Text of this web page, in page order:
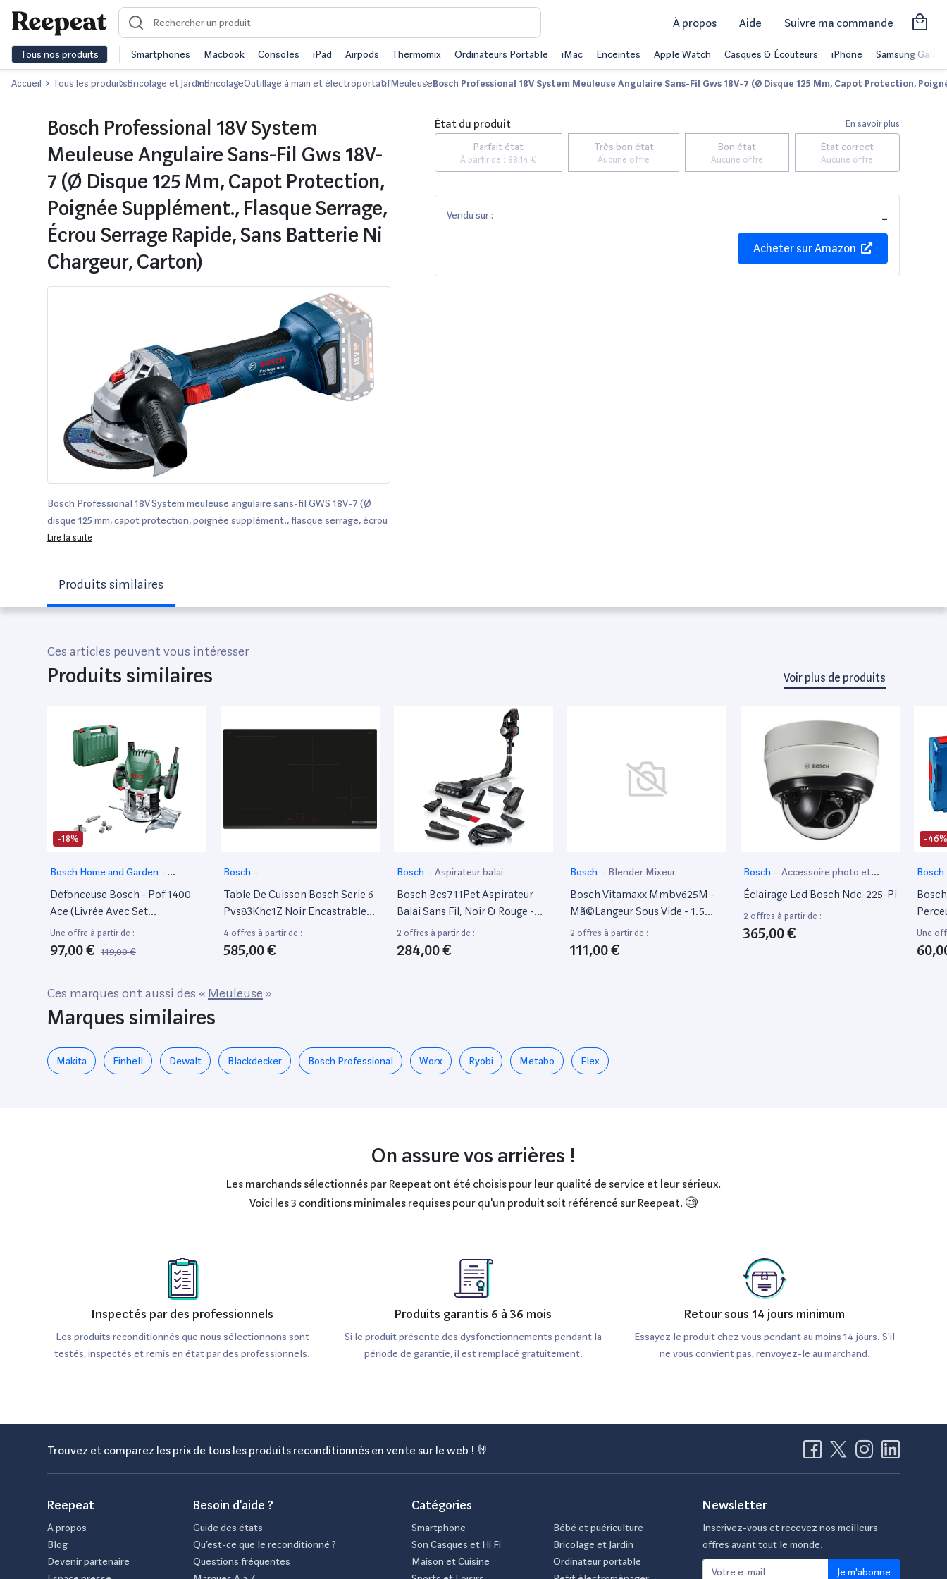
À propos Aide Suivre ma commande
Tous nos produits Smartphones Macbook Consoles iPad Airpods Thermomix Ordinateurs Portable iMac Enceintes Apple Watch Casques & Écouteurs iPhone Samsung Galaxy
Accueil Tous les produitsBricolage et JardinBricolageOutillage à main et électroportatifMeuleuseBosch Professional 18V System Meuleuse Angulaire Sans-Fil Gws 18V-7 (Ø Disque 125 Mm, Capot Protection,
Bosch Professional 18V System
Meuleuse Angulaire Sans-Fil Gws 18V-
7 (Ø Disque 125 Mm, Capot Protection,
Poignée Supplément., Flasque Serrage,
Écrou Serrage Rapide, Sans Batterie Ni
Chargeur, Carton)
Bosch Professional 18V System meuleuse angulaire sans-fil GWS 18V-7 (Ø
disque 125 mm, capot protection, poignée supplément., flasque serrage, écrou
serrage rapide, sans batterie ni chargeur, carton)
Lire la suite
État du produit En savoir plus
Parfait état
À partir de : 88,14 €
Très bon état
Aucune offre
Bon état
Aucune offre
État correct
Aucune offre
Vendu sur : -
Acheter surAmazon
Produits similaires
Ces articles peuvent vous intéresser
Produits similaires Voir plus de produits
-18%
Bosch Home and Garden -
Défonseuse
Défonceuse Bosch - Pof 1400
Ace (Livrée Avec Set
D'Accessoires, Régulation
Électronique Constante,
Réglage De La Profondeur De
Une offre à partir de :
97,00 € 119,00 €
Bosch -
Table De Cuisson Bosch Serie 6
Pvs83Khc1Z Noir Encastrable
80 Cm Table De Cuisson À
Induction 4 Foyer(S)
4 offres à partir de :
585,00 €
Bosch - Aspirateur balai
Bosch Bcs711Pet Aspirateur
Balai Sans Fil, Noir & Rouge -
Excellent État
2 offres à partir de :
284,00 €
Bosch - Blender Mixeur
Bosch Vitamaxx Mmbv625M -
Mã©Langeur Sous Vide - 1.5
Litres - 1000 Watt
2 offres à partir de :
111,00 €
Bosch - Accessoire photo et
vidéo
Éclairage Led Bosch Ndc-225-Pi
2 offres à partir de :
365,00 €
-46%
Bosch
Une
Ces marques ont aussi des « Meuleuse »
Marques similaires
Makita Einhell Dewalt Blackdecker Bosch Professional Worx Ryobi Metabo Flex
On assure vos arrières !
Les marchands sélectionnés par Reepeat ont été choisis pour leur qualité de service et leur sérieux.
Voici les 3 conditions minimales requises pour qu'un produit soit référencé sur Reepeat. 🧐
Inspectés par des professionnels
Les produits reconditionnés que nous sélectionnons sont
testés, inspectés et remis en état par des professionnels.
Produits garantis 6 à 36 mois
Si le produit présente des dysfonctionnements pendant la
période de garantie, il est remplacé gratuitement.
Retour sous 14 jours minimum
Essayez le produit chez vous pendant au moins 14 jours. S'il
ne vous convient pas, renvoyez-le au marchand.
Trouvez et comparez les prix de tous les produits reconditionnés en vente sur le web ! 🤘
Reepeat
À propos
Blog
Devenir partenaire
Besoin d'aide ?
Guide des états
Qu’est-ce que le reconditionné ?
Questions fréquentes
Catégories
Smartphone
Son Casques et Hi Fi
Maison et Cuisine
Bébé et puériculture
Bricolage et Jardin
Ordinateur portable
Newsletter
Inscrivez-vous et recevez nos meilleurs
offres avant tout le monde.
Je m'abonne